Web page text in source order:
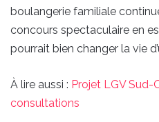
boulangerie familiale
concours spectaculaire en
pourrait bien changer la vie
À lire aussi : Projet LGV Sud-
consultations